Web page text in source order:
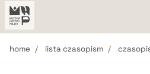
home lista czasopism